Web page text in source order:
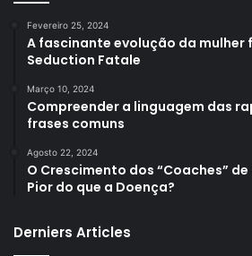
Fevereiro 25, 2024
A fascinante evolução da mulher
Seduction Fatale
Março 10, 2024
Compreender a linguagem das
frases comuns
Agosto 22, 2024
O Crescimento dos “Coaches”
Pior do que a Doença?
Derniers Articles